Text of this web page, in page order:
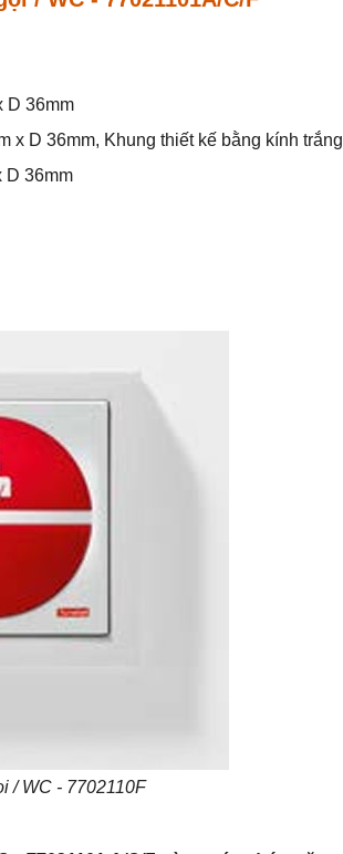
D 36mm
x D 36mm, Khung thiết kế bằng kính trắng
D 36mm
/ WC - 7702110F